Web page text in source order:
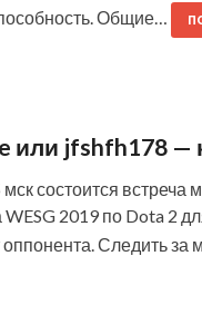
Общие…
или jfshfh178 —
мск состоится
2019 по Dota 2
Следить